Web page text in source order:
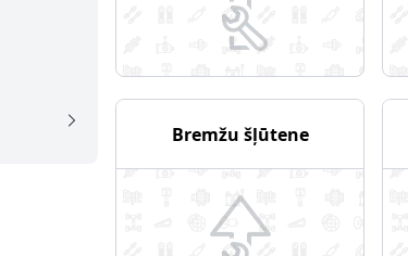
Bremžu šļūtene